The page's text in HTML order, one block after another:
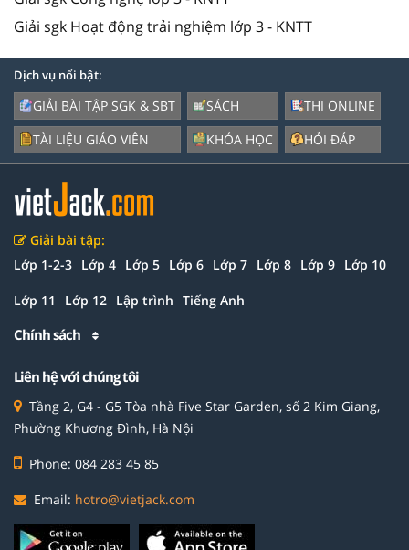
Giải sgk Hoạt động trải nghiệm lớp 3 - KNTT
Dịch vụ nổi bật:
GIẢI BÀI TẬP SGK & SBT
TÀI LIỆU GIÁO VIÊN
SÁCH
KHÓA HỌC
THI ONLINE
HỎI ĐÁP
Giải bài tập:
Lớp 1-2-3 Lớp 4 Lớp 5 Lớp 6 Lớp 7 Lớp 8 Lớp 9 Lớp 10
Lớp 11 Lớp 12 Lập trình Tiếng Anh
Chính sách
Liên hệ với chúng tôi
Tầng 2, G4 - G5 Tòa nhà Five Star Garden, số 2 Kim Giang,
Phường Khương Đình, Hà Nội
Phone: 084 283 45 85
Email: hotro@vietjack.com